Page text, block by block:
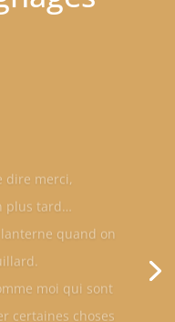
plus tard…
quand on
certaines choses